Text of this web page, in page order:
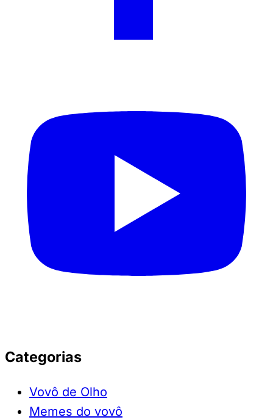
Categorias
Vovô de Olho
Memes do vovô